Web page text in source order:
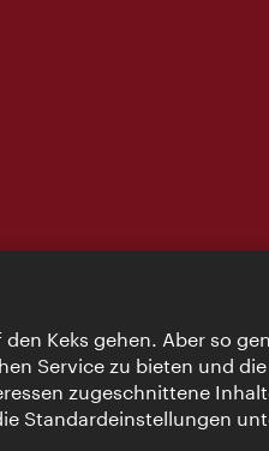
Keks gehen. Aber so
Service zu bieten und
zugeschnittene
Standardeinstellungen